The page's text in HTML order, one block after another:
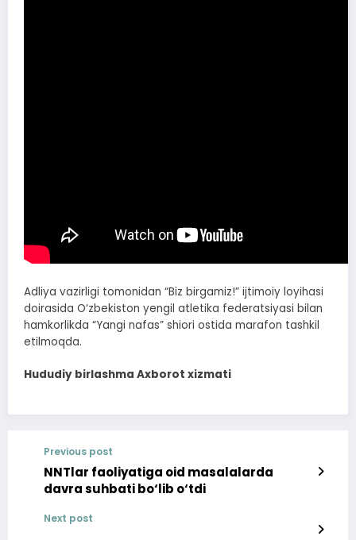
Adliya vazirligi tomonidan “Biz birgamiz!” ijtimoiy loyihasi
doirasida O‘zbekiston yengil atletika federatsiyasi bilan
hamkorlikda “Yangi nafas” shiori ostida marafon tashkil
etilmoqda.
Hududiy birlashma Axborot xizmati
Previous post
NNTlar faoliyatiga oid masalalarda
davra suhbati bo‘lib o‘tdi
Next post